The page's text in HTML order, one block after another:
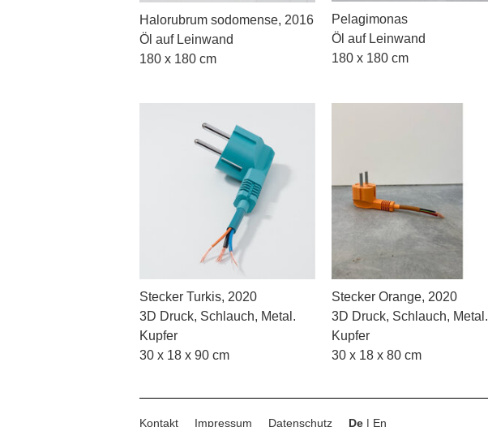
Halorubrum sodomense, 2016
Öl auf Leinwand
180 x 180 cm
Pelagimonas
Öl auf Leinwand
180 x 180 cm
Stecker Turkis, 2020
3D Druck, Schlauch, Metal.
Kupfer
30 x 18 x 90 cm
Stecker Orange, 2020
3D Druck, Schlauch, Metal.
Kupfer
30 x 18 x 80 cm
Kontakt Impressum Datenschutz De | En